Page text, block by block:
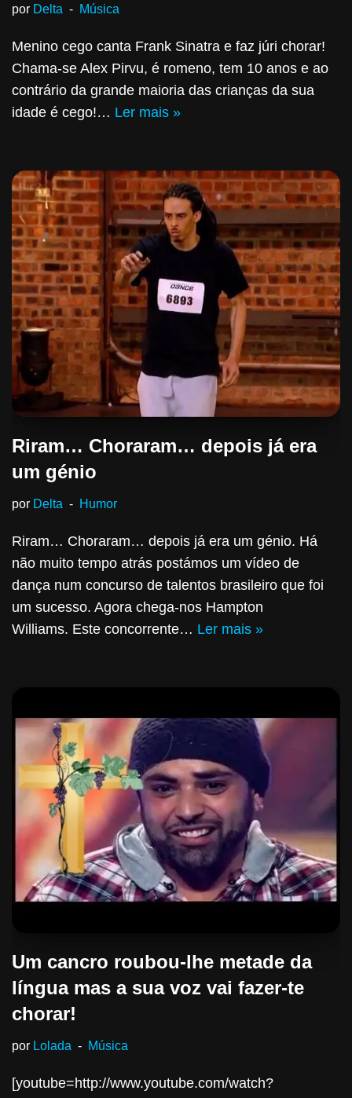
por Delta Música
Menino cego canta Frank Sinatra e faz júri chorar!
Chama-se Alex Pirvu, é romeno, tem 10 anos e ao
contrário da grande maioria das crianças da sua
idade é cego!… Ler mais »
Riram… Choraram… depois já era
um génio
por Delta Humor
Riram… Choraram… depois já era um génio. Há
não muito tempo atrás postámos um vídeo de
dança num concurso de talentos brasileiro que foi
um sucesso. Agora chega-nos Hampton
Williams. Este concorrente… Ler mais »
Um cancro roubou-lhe metade da
língua mas a sua voz vai fazer-te
chorar!
por Lolada Música
[youtube=http://www.youtube.com/watch?